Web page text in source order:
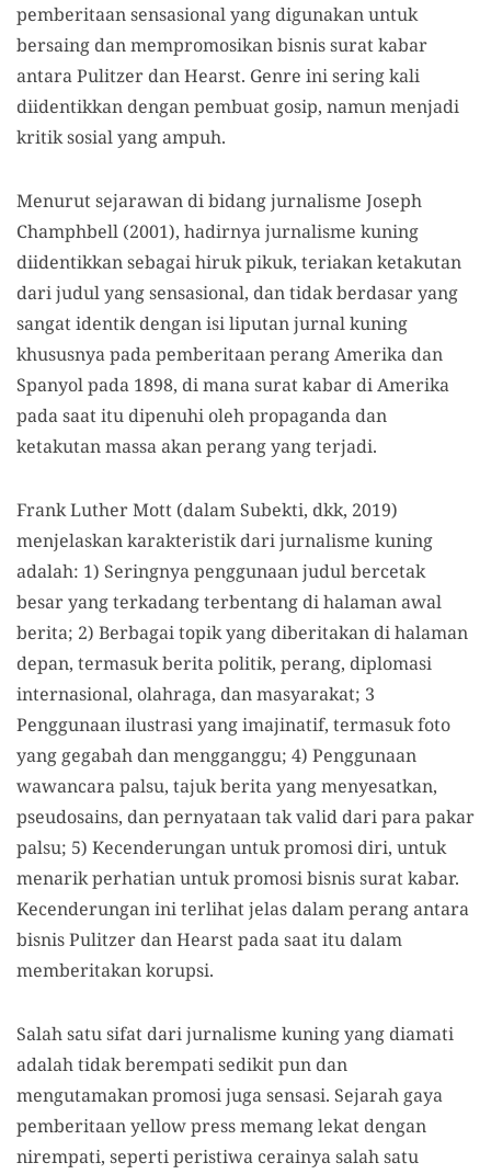
pemberitaan sensasional yang digunakan untuk
bersaing dan mempromosikan bisnis surat kabar
antara Pulitzer dan Hearst. Genre ini sering kali
diidentikkan dengan pembuat gosip, namun menjadi
kritik sosial yang ampuh.
Menurut sejarawan di bidang jurnalisme Joseph
Champhbell (2001), hadirnya jurnalisme kuning
diidentikkan sebagai hiruk pikuk, teriakan ketakutan
dari judul yang sensasional, dan tidak berdasar yang
sangat identik dengan isi liputan jurnal kuning
khususnya pada pemberitaan perang Amerika dan
Spanyol pada 1898, di mana surat kabar di Amerika
pada saat itu dipenuhi oleh propaganda dan
ketakutan massa akan perang yang terjadi.
Frank Luther Mott (dalam Subekti, dkk, 2019)
menjelaskan karakteristik dari jurnalisme kuning
adalah: 1) Seringnya penggunaan judul bercetak
besar yang terkadang terbentang di halaman awal
berita; 2) Berbagai topik yang diberitakan di halaman
depan, termasuk berita politik, perang, diplomasi
internasional, olahraga, dan masyarakat; 3
Penggunaan ilustrasi yang imajinatif, termasuk foto
yang gegabah dan mengganggu; 4) Penggunaan
wawancara palsu, tajuk berita yang menyesatkan,
pseudosains, dan pernyataan tak valid dari para pakar
palsu; 5) Kecenderungan untuk promosi diri, untuk
menarik perhatian untuk promosi bisnis surat kabar.
Kecenderungan ini terlihat jelas dalam perang antara
bisnis Pulitzer dan Hearst pada saat itu dalam
memberitakan korupsi.
Salah satu sifat dari jurnalisme kuning yang diamati
adalah tidak berempati sedikit pun dan
mengutamakan promosi juga sensasi. Sejarah gaya
pemberitaan yellow press memang lekat dengan
nirempati, seperti peristiwa cerainya salah satu